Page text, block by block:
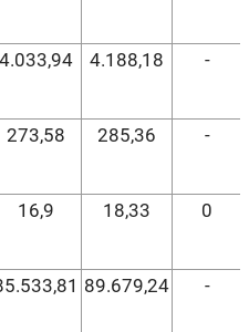
4.033,94 4.188,18 -
273,58 285,36 -
16,9 18,33 0
89.679,24 -